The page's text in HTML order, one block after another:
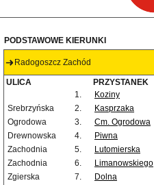
PODSTAWOWE KIERUNKI
Radogoszcz Zachód
ULICA PRZYSTANEK
1.
Koziny
Srebrzyńska
2. Kasprzaka
Ogrodowa
3. Cm. Ogrodowa
Drewnowska
4. Piwna
Zachodnia
5. Lutomierska
Zachodnia
6. Limanowskiego
Zgierska
7. Dolna